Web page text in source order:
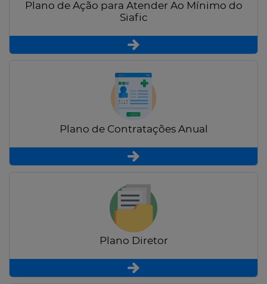
Plano de Ação para Atender Ao Mínimo do
Siafic
Plano de Contratações Anual
Plano Diretor